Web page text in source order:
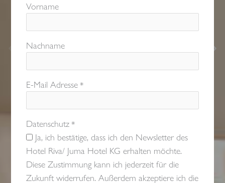
Vorname
Nachname
E-Mail Adresse *
Datenschutz *
Ja, ich bestätige, dass ich den Newsletter des
Hotel Riva/ Juma Hotel KG erhalten möchte.
Diese Zustimmung kann ich jederzeit für die
Zukunft widerrufen. Außerdem akzeptiere ich die